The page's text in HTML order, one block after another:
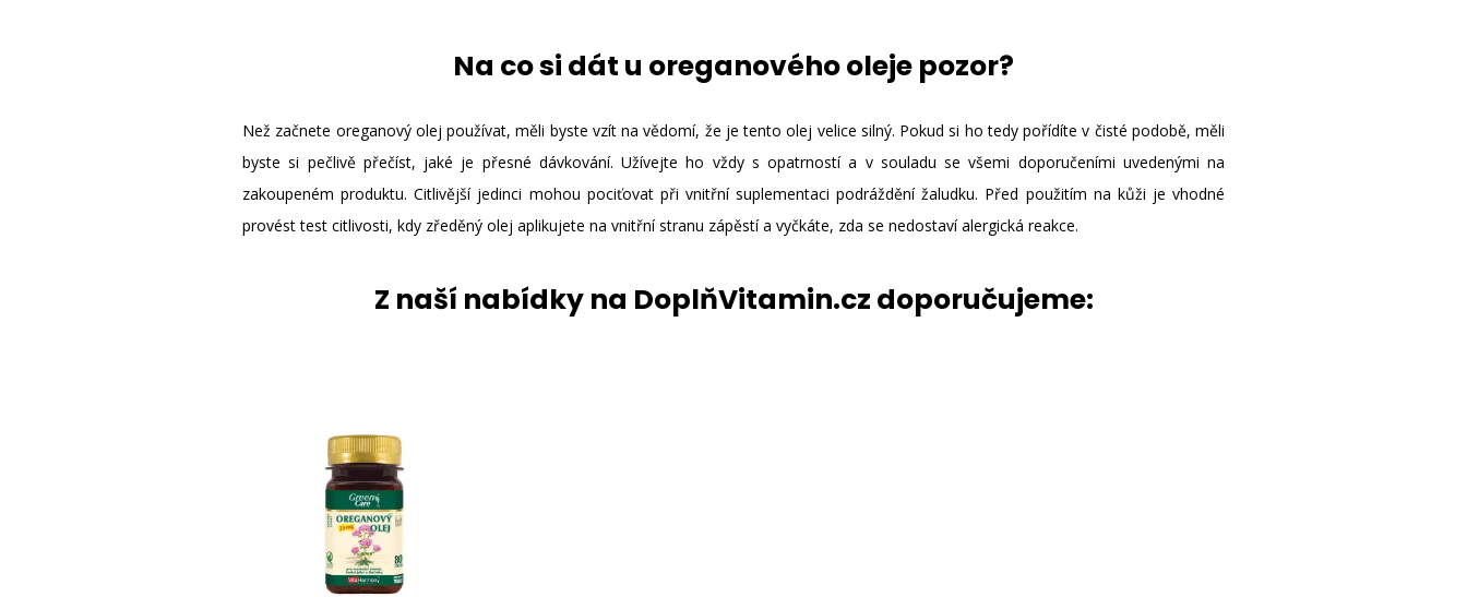
Na co si dát u oreganového oleje pozor?
Než začnete oreganový olej používat, měli byste vzít na vědomí, že je tento olej velice silný. Pokud si ho tedy pořídíte v čisté podobě, měli
byste si pečlivě přečíst, jaké je přesné dávkování. Užívejte ho vždy s opatrností a v souladu se všemi doporučeními uvedenými na
zakoupeném produktu. Citlivější jedinci mohou pociťovat při vnitřní suplementaci podráždění žaludku. Před použitím na kůži je vhodné
provést test citlivosti, kdy zředěný olej aplikujete na vnitřní stranu zápěstí a vyčkáte, zda se nedostaví alergická reakce.
Z naší nabídky na DoplňVitamin.cz doporučujeme: